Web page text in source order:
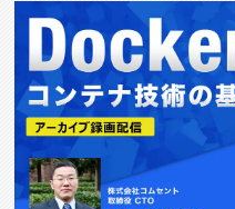
RECRUIT
クリエイター求人を探す
CREATIVE JOB求人検索
特集求人
採用説明会
転職支援サービス
CONTENTS